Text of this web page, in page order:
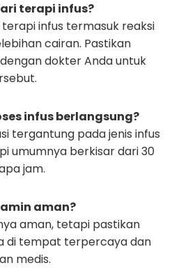
terapi infus?
infus termasuk reaksi
cairan. Pastikan
dokter Anda untuk
infus berlangsung?
tergantung pada jenis infus
umumnya berkisar dari 30
jam.
aman?
aman, tetapi pastikan
di tempat terpercaya dan
medis.